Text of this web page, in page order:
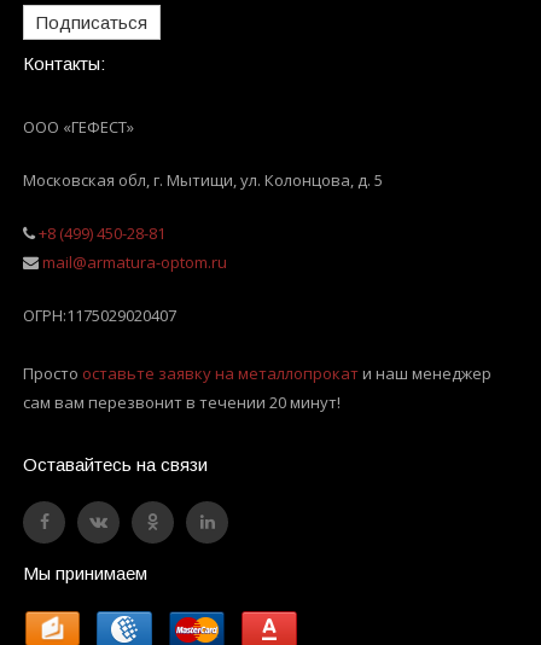
Подписаться
Контакты:
ООО «ГЕФЕСТ»
Московская обл, г. Мытищи,ул. Колонцова, д. 5
+8 (499) 450-28-81
mail@armatura-optom.ru
ОГРН:1175029020407
Просто оставьте заявку на металлопрокати наш менеджер
сам вам перезвонит в течении 20 минут!
Оставайтесь на связи
Мы принимаем